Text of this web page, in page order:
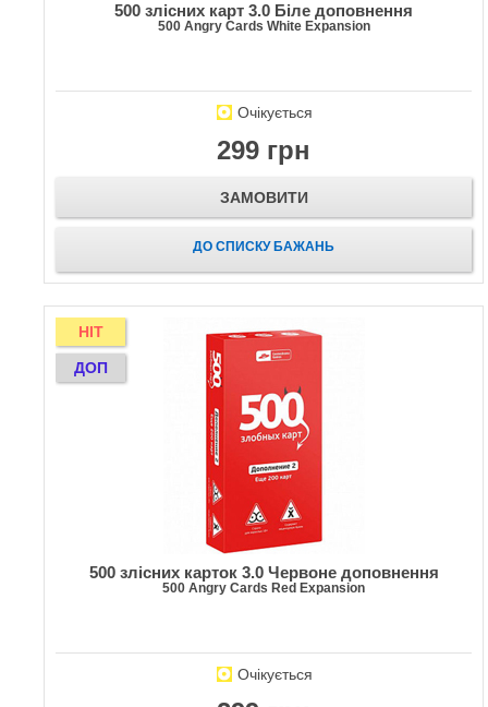
500 злісних карт 3.0 Біле доповнення
500 Angry Cards White Expansion
Очікується
299 грн
ЗАМОВИТИ
ДО СПИСКУ БАЖАНЬ
HIT
ДОП
500 злісних карток 3.0 Червоне доповнення
500 Angry Cards Red Expansion
Очікується